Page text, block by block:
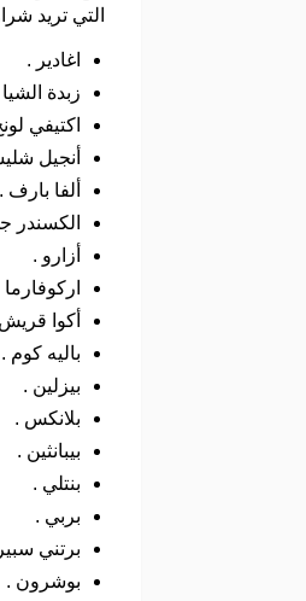
التي تريد
اغادير .
زبدة
اكتيفي
أنجيل
ألفا بارف .
الكسندر
أزارو .
اركوفارما
أكوا
باليه كوم .
بيزلين .
بلانكس .
بيبانثين .
بنتلي .
بربي .
برتني
بوشرون .